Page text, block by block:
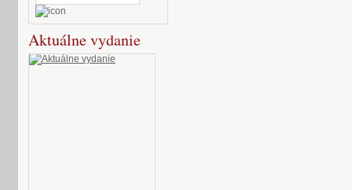
Aktuálne vydanie